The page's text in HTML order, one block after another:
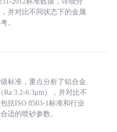
并对比不同状态下的金属
。
标准，重点分析了铝合金
3.2-6.3μm），并对比不
括ISO 8503-1标准和行业
适的喷砂参数。